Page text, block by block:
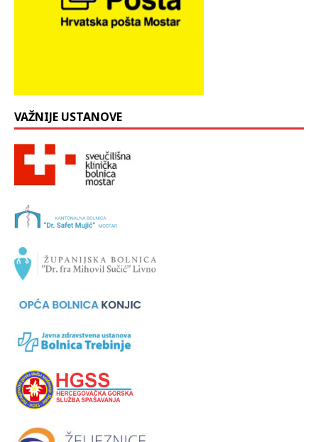
VAŽNIJE USTANOVE